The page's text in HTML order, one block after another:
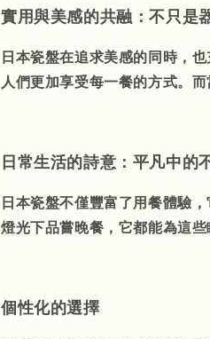
實用與美感的共融：不只是
日本瓷盤在追求美感的同時，
人們更加享受每一餐的方式。
日常生活的詩意：平凡中的
日本瓷盤不僅豐富了用餐體驗
燈光下品嘗晚餐，它都能為這
個性化的選擇